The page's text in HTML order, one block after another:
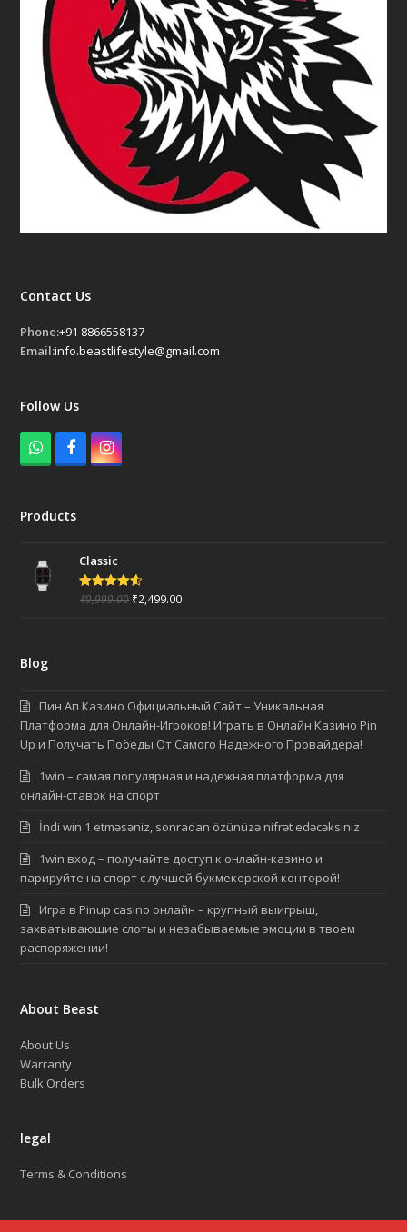
Contact Us
Phone:+91 8866558137
Email:info.beastlifestyle@gmail.com
Follow Us
W
h
s
p
F
a
b
o
I
n
r
a
m
Products
Classic
Rated4.50
₹9,999.00 ₹2,499.00
Blog
Пин Ап Казино Официальный Сайт – Уникальная
Платформа для Онлайн-Игроков! Играть в Онлайн Казино Pin
Up и Получать Победы От Самого Надежного Провайдера!
1win – самая популярная и надежная платформа для
онлайн-ставок на спорт
İndi win 1 etməsəniz, sonradan özünüzə nifrət edəcəksiniz
1win вход – получайте доступ к онлайн-казино и
парируйте на спорт с лучшей букмекерской конторой!
Игра в Pinup casino онлайн – крупный выигрыш,
захватывающие слоты и незабываемые эмоции в твоем
распоряжении!
About Beast
About Us
Warranty
Bulk Orders
legal
Terms & Conditions